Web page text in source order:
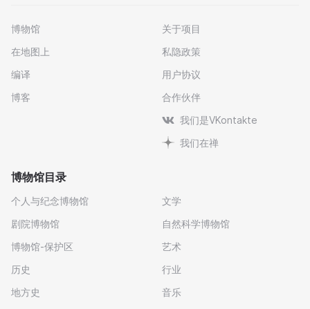
博物馆
在地图上
编译
博客
关于项目
私隐政策
用户协议
合作伙伴
我们是VKontakte
我们在禅
博物馆目录
个人与纪念博物馆
剧院博物馆
博物馆-保护区
历史
地方史
文学
自然科学博物馆
艺术
行业
音乐